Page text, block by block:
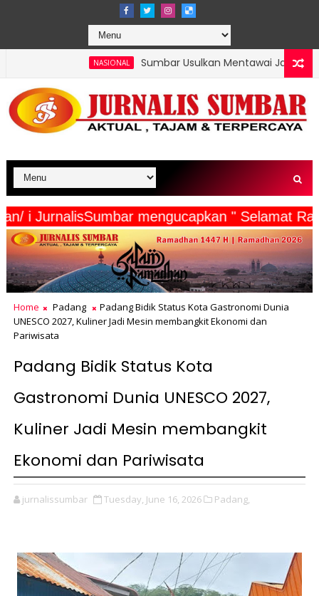
Sumbar Usulkan Mentawai Jadi Kawasan Tambak
i JurnalisSumbar mengucapkan "
Home Padang
Padang Bidik Status Kota Gastronomi Dunia
UNESCO 2027, Kuliner Jadi Mesin membangkit Ekonomi dan
Pariwisata
Padang Bidik Status Kota
Gastronomi Dunia UNESCO 2027,
Kuliner Jadi Mesin membangkit
Ekonomi dan Pariwisata
jurnalissumbar Tuesday, June 16, 2026 Padang,